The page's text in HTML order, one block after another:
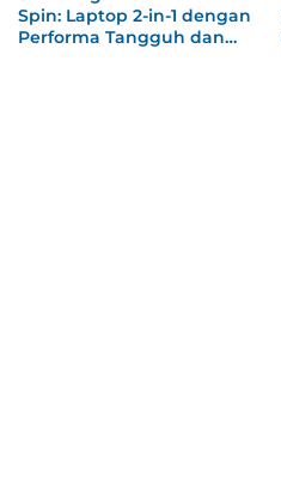
Spin: Laptop 2-in-1 dengan
Performa Tangguh dan